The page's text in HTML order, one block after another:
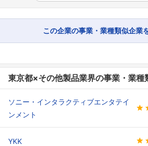
この企業の事業・業種類似企業
東京都×その他製品業界の事業・業種
ソニー・インタラクティブエンタテイ
ンメント
YKK